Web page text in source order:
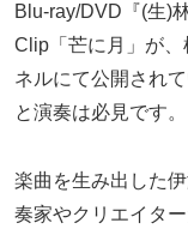
Blu-ray/DVD『(生)
Clip「芒に月」が
ネルにて公開され
と演奏は必見です。
楽曲を生み出した
奏家やクリエイタ